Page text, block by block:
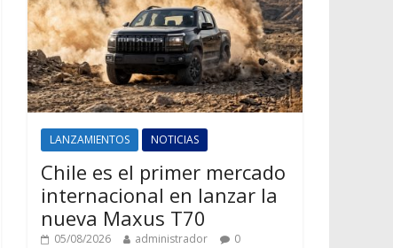
LANZAMIENTOS NOTICIAS
Chile es el primer mercado
internacional en lanzar la
nueva Maxus T70
05/08/2026 administrador 0